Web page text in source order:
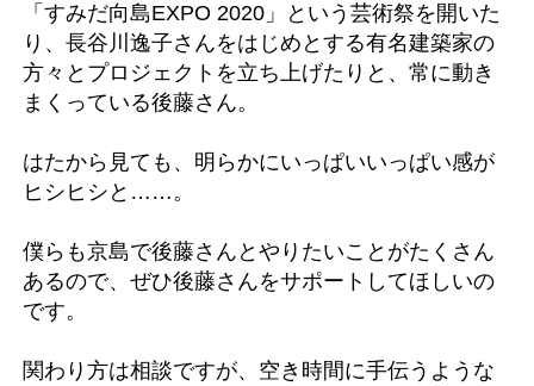
「すみだ向島EXPO 2020」という芸術祭を開いた
り、長谷川逸子さんをはじめとする有名建築家の
方々とプロジェクトを立ち上げたりと、常に動き
まくっている後藤さん。
はたから見ても、明らかにいっぱいいっぱい感が
ヒシヒシと……。
僕らも京島で後藤さんとやりたいことがたくさん
あるので、ぜひ後藤さんをサポートしてほしいの
です。
関わり方は相談ですが、空き時間に手伝うような